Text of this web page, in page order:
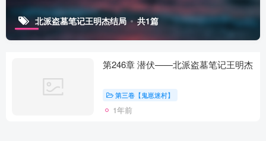
北派盗墓笔记王明杰结局 共1篇
第246章 潜伏——北派盗墓笔记王明杰
第三卷【鬼崽迷村】
1年前